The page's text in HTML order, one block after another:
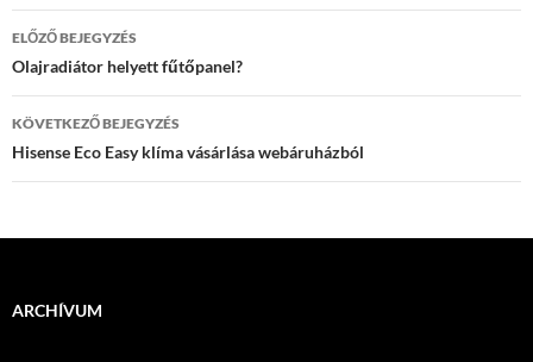
Bejegyzések
navigációja
ELŐZŐ BEJEGYZÉS
Olajradiátor helyett fűtőpanel?
KÖVETKEZŐ BEJEGYZÉS
Hisense Eco Easy klíma vásárlása webáruházból
ARCHÍVUM